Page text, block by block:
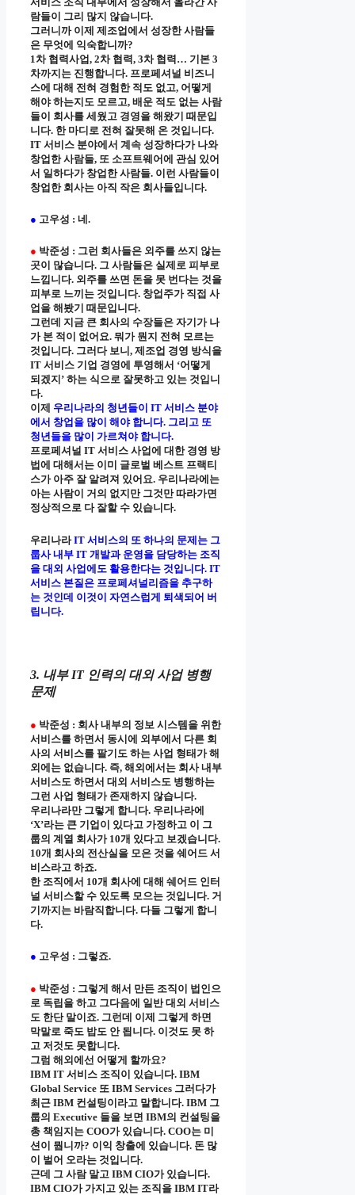
람들이 그리 많지 않습니다.
그러니까 이제 제조업에서 성장한 사람들
은 무엇에 익숙합니까?
1차 협력사업, 2차 협력, 3차 협력… 기본 3
차까지는 진행합니다. 프로페셔널 비즈니
스에 대해 전혀 경험한 적도 없고, 어떻게
해야 하는지도 모르고, 배운 적도 없는 사람
들이 회사를 세웠고 경영을 해왔기 때문입
니다. 한 마디로 전혀 잘못해 온 것입니다.
IT 서비스 분야에서 계속 성장하다가 나와
창업한 사람들, 또 소프트웨어에 관심 있어
서 일하다가 창업한 사람들. 이런 사람들이
창업한 회사는 아직 작은 회사들입니다.
● 고우성 : 네.
● 박준성 : 그런 회사들은 외주를 쓰지 않는
곳이 많습니다. 그 사람들은 실제로 피부로
느낍니다. 외주를 쓰면 돈을 못 번다는 것을
피부로 느끼는 것입니다. 창업주가 직접 사
업을 해봤기 때문입니다.
그런데 지금 큰 회사의 수장들은 자기가 나
가 본 적이 없어요. 뭐가 뭔지 전혀 모르는
것입니다. 그러다 보니, 제조업 경영 방식을
IT 서비스 기업 경영에 투영해서 ‘어떻게
되겠지’ 하는 식으로 잘못하고 있는 것입니
다.
이제 우리나라의 청년들이 IT 서비스 분야
에서 창업을 많이 해야 합니다. 그리고 또
청년들을 많이 가르쳐야 합니다.
프로페셔널 IT 서비스 사업에 대한 경영 방
법에 대해서는 이미 글로벌 베스트 프랙티
스가 아주 잘 알려져 있어요. 우리나라에는
아는 사람이 거의 없지만 그것만 따라가면
정상적으로 다 잘할 수 있습니다.
우리나라IT 서비스의 또 하나의 문제는 그
룹사 내부 IT 개발과 운영을 담당하는 조직
을 대외 사업에도 활용한다는 것입니다. IT
서비스 본질은 프로페셔널리즘을 추구하
는 것인데 이것이 자연스럽게 퇴색되어 버
립니다.
3. 내부 IT 인력의 대외 사업 병행
문제
● 박준성 : 회사 내부의 정보 시스템을 위한
서비스를 하면서 동시에 외부에서 다른 회
사의 서비스를 팔기도 하는 사업 형태가 해
외에는 없습니다. 즉, 해외에서는 회사 내부
서비스도 하면서 대외 서비스도 병행하는
그런 사업 형태가 존재하지 않습니다.
우리나라만 그렇게 합니다. 우리나라에
‘X’라는 큰 기업이 있다고 가정하고 이 그
룹의 계열 회사가 10개 있다고 보겠습니다.
10개 회사의 전산실을 모은 것을 쉐어드 서
비스라고 하죠.
한 조직에서 10개 회사에 대해 쉐어드 인터
널 서비스할 수 있도록 모으는 것입니다. 거
기까지는 바람직합니다. 다들 그렇게 합니
다.
● 고우성 : 그렇죠.
● 박준성 : 그렇게 해서 만든 조직이 법인으
로 독립을 하고 그다음에 일반 대외 서비스
도 한단 말이죠. 그런데 이제 그렇게 하면
막말로 죽도 밥도 안 됩니다. 이것도 못 하
고 저것도 못합니다.
그럼 해외에선 어떻게 할까요?
IBM IT 서비스 조직이 있습니다. IBM
Global Service 또 IBM Services 그러다가
최근 IBM 컨설팅이라고 말합니다. IBM 그
룹의 Executive 들을 보면 IBM의 컨설팅을
총 책임지는 COO가 있습니다. COO는 미
션이 뭡니까? 이익 창출에 있습니다. 돈 많
이 벌어 오라는 것입니다.
근데 그 사람 말고 IBM CIO가 있습니다.
IBM CIO가 가지고 있는 조직을 IBM IT라